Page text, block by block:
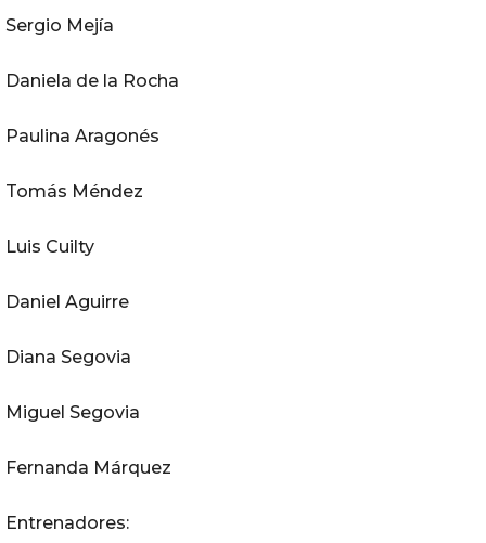
Sergio Mejía
Daniela de la Rocha
Paulina Aragonés
Tomás Méndez
Luis Cuilty
Daniel Aguirre
Diana Segovia
Miguel Segovia
Fernanda Márquez
Entrenadores: